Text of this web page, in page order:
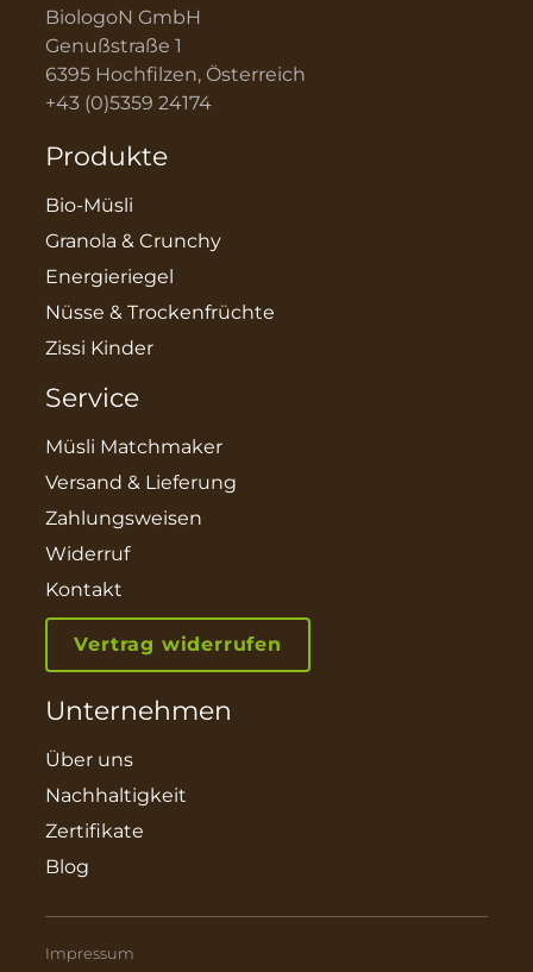
BiologoN GmbH
Genußstraße 1
6395 Hochfilzen, Österreich
+43 (0)5359 24174
Produkte
Bio-Müsli
Granola & Crunchy
Energieriegel
Nüsse & Trockenfrüchte
Zissi Kinder
Service
Müsli Matchmaker
Versand & Lieferung
Zahlungsweisen
Widerruf
Kontakt
Vertrag widerrufen
Unternehmen
Über uns
Nachhaltigkeit
Zertifikate
Blog
Impressum